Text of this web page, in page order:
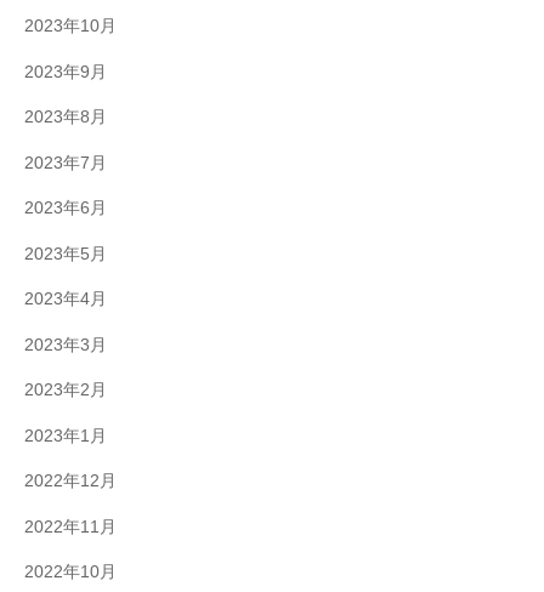
2023年10月
2023年9月
2023年8月
2023年7月
2023年6月
2023年5月
2023年4月
2023年3月
2023年2月
2023年1月
2022年12月
2022年11月
2022年10月